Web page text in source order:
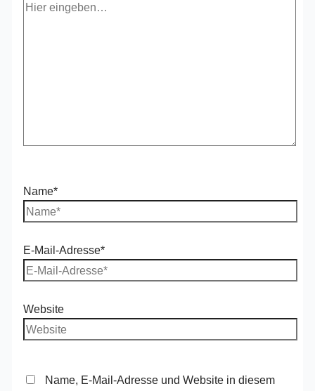
Name*
E-Mail-Adresse*
Website
Name, E-Mail-Adresse und Website in diesem